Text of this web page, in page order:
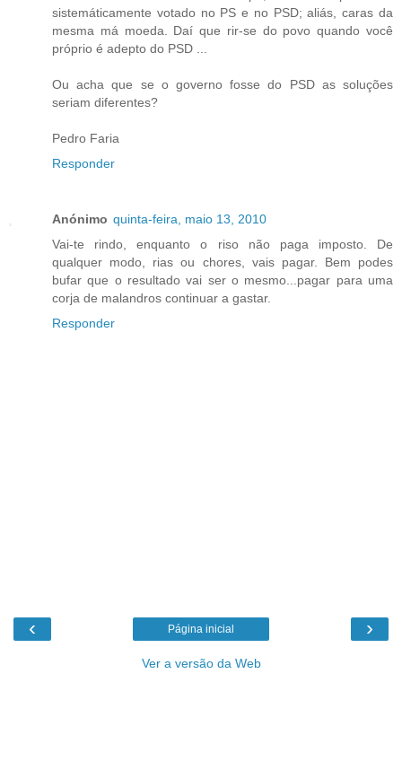
sistemáticamente votado no PS e no PSD; aliás, caras da
mesma má moeda. Daí que rir-se do povo quando você
próprio é adepto do PSD ...
Ou acha que se o governo fosse do PSD as soluções
seriam diferentes?
Pedro Faria
Responder
Anónimo quinta-feira, maio 13, 2010
Vai-te rindo, enquanto o riso não paga imposto. De
qualquer modo, rias ou chores, vais pagar. Bem podes
bufar que o resultado vai ser o mesmo...pagar para uma
corja de malandros continuar a gastar.
Responder
‹ ›
Página inicial
Ver a versão da Web